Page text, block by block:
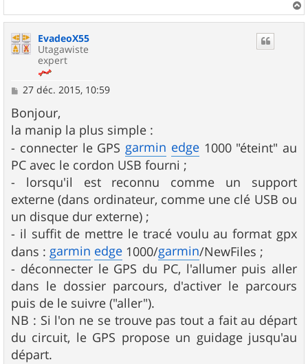
a
EvadeoX55
Utagawiste
expert
M
s
s
a
g
e
27 déc. 2015, 10:59
Bonjour,
la manip la plus simple :
- connecter le GPS garmin edge1000 "éteint" au
PC avec le cordon USB fourni ;
- lorsqu'il est reconnu comme un support
externe (dans ordinateur, comme une clé USB ou
un disque dur externe) ;
- il suffit de mettre le tracé voulu au format gpx
dans : garmin edge 1000/garmin/NewFiles ;
- déconnecter le GPS du PC, l'allumer puis aller
dans le dossier parcours, d'activer le parcours
puis de le suivre ("aller").
NB : Si l'on ne se trouve pas tout a fait au départ
du circuit, le GPS propose un guidage jusqu'au
départ.